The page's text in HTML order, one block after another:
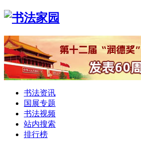
书法资讯
国展专题
书法视频
站内搜索
排行榜